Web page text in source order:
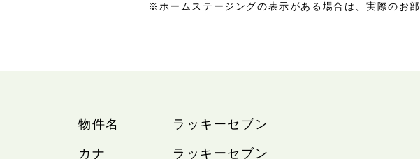
※ホームステージングの表示がある場合は、実際のお
物件名 ラッキーセブン
カナ ラッキーセブン